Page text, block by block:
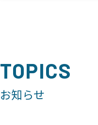
TOPICS
お知らせ